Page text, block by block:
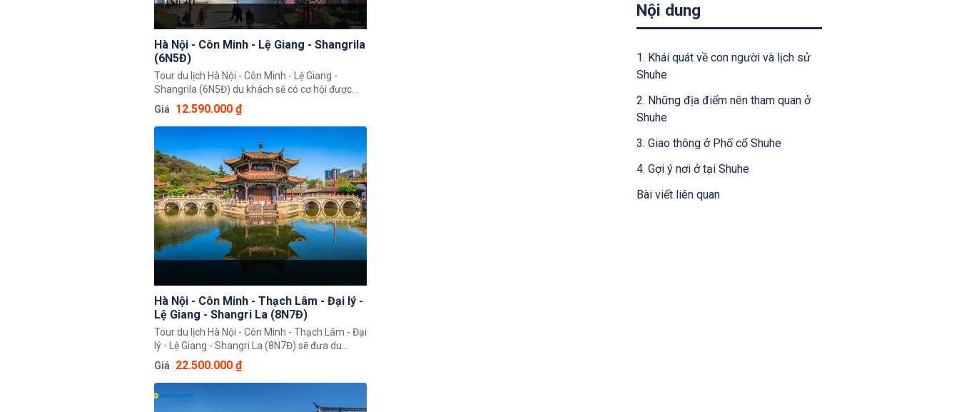
Hà Nội - Côn Minh - Lệ Giang - Shangrila
(6N5Đ)
Tour du lịch Hà Nội - Côn Minh - Lệ Giang -
Shangrila (6N5Đ) du khách sẽ có cơ hội được
đến với Lệ Giang – cố đô của vương quốc Naxi
trên cao nguyên Tây Bắc Vân Nam và đặc biệt
không thể bỏ qua cơ hội đến với Shangri La –
thủ phủ châu tự trị dân tộc Tạng Địch Khánh.
Hứa hẹn đây sẽ là một hành trình đáng nhớ.
Giá 12.590.000 ₫
Hà Nội - Côn Minh - Thạch Lâm - Đại lý -
Lệ Giang - Shangri La (8N7Đ)
Tour du lịch Hà Nội - Côn Minh - Thạch Lâm - Đại
lý - Lệ Giang - Shangri La (8N7Đ) sẽ đưa du
khách đến những vùng đất mới nơi có thể khám
phá những cảnh quan thiên nhiên, trải nghiệm
văn hoá và tiếp xúc với những người dân nơi
đây. Du khách sẽ có những cái nhìn mới mẻ về
Giá 22.500.000 ₫
Nội dung
1. Khái quát về con người và lịch sử
Shuhe
2. Những địa điểm nên tham quan ở
Shuhe
3. Giao thông ở Phố cổ Shuhe
4. Gợi ý nơi ở tại Shuhe
Bài viết liên quan